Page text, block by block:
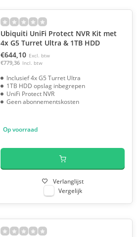
Ubiquiti UniFi Protect NVR Kit met
4x G5 Turret Ultra & 1TB HDD
€644,10 Excl. btw
€779,36 Incl. btw
Inclusief 4x G5 Turret Ultra
1TB HDD opslag inbegrepen
UniFi Protect NVR
Geen abonnementskosten
Op voorraad
Verlanglijst
Vergelijk